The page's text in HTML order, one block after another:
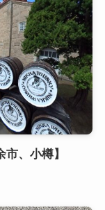
、小樽】